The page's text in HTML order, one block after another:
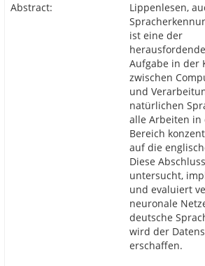
Abstract:
Lippenlesen,
ist eine der
Aufgabe in der
zwischen
und
natürlichen
alle Arbeiten in
Bereich
auf die
Diese
untersucht,
und evaluiert
neuronale
deutsche
wird der
erschaffen.